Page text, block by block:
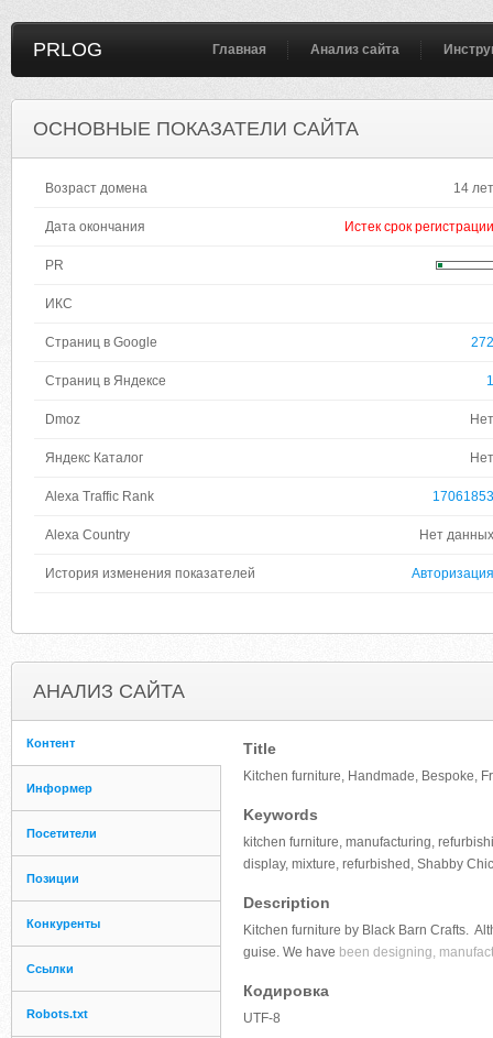
PRLOG Главная Анализ сайта
ОСНОВНЫЕ ПОКАЗАТЕЛИ САЙТА
Возраст домена 14 лет
Дата окончания Истек срок регистрации
PR
ИКС
Страниц в Google 272
Страниц в Яндексе 1
Dmoz Нет
Яндекс Каталог Нет
Alexa Traffic Rank 17061853
Alexa Country Нет данных
История изменения показателей Авторизация
АНАЛИЗ САЙТА
Контент
Информер
Посетители
Позиции
Конкуренты
Ссылки
Robots.txt
Title
Kitchen furniture, Handmade, Bespoke,
Keywords
kitchen furniture, manufacturing,
display, mixture, refurbished, Shabby
Description
Kitchen furniture by Black Barn Crafts.
guise. We have been designing,
Кодировка
UTF-8